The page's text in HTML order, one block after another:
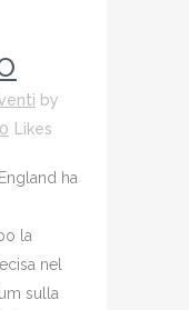
by
0 Likes
ha
la
nel
sulla